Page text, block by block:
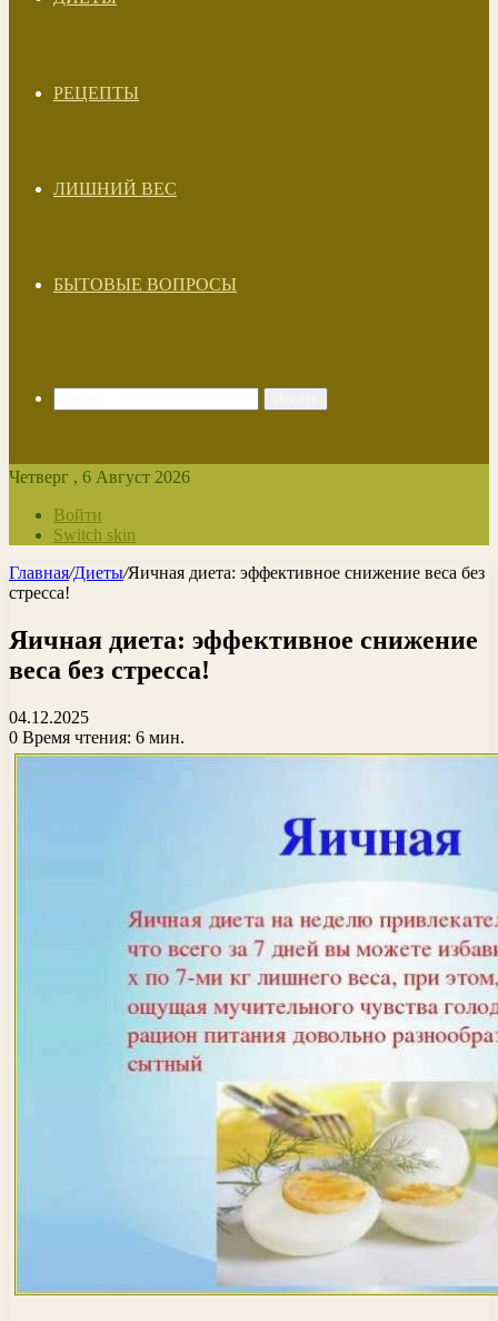
РЕЦЕПТЫ
ЛИШНИЙ ВЕС
БЫТОВЫЕ ВОПРОСЫ
Четверг , 6 Август 2026
Войти
Switch skin
Главная/Диеты/Яичная диета: эффективное снижение веса без
стресса!
Яичная диета: эффективное снижение
веса без стресса!
04.12.2025
0 Время чтения: 6 мин.